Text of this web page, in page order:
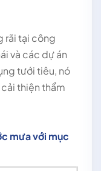
rãi tại công
và các dự án
tưới tiêu, nó
thiện thẩm
mưa với mục